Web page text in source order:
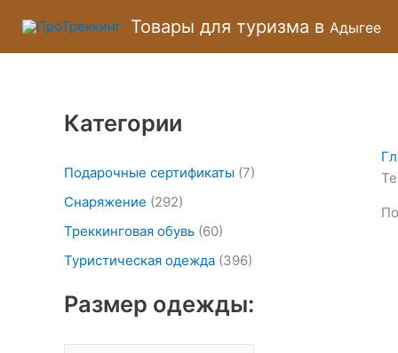
содержимому
Товары для туризма в Адыгее
Категории
Подарочные сертификаты (7)
Снаряжение (292)
Треккинговая обувь (60)
Туристическая одежда (396)
Размер одежды:
и
м
л
ь
н
а
ц
и
а
л
ь
н
я